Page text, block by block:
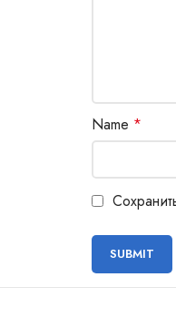
Name *